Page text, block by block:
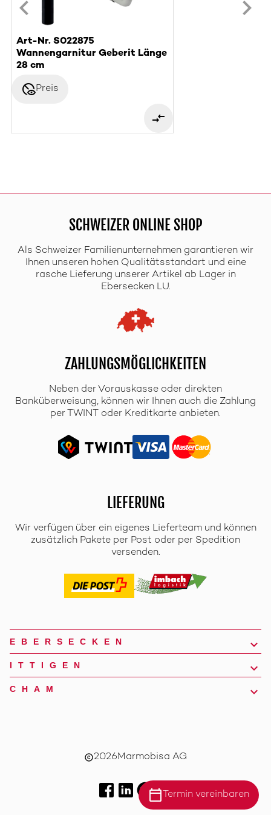
Art-Nr. S022875
Wannengarnitur Geberit Länge
28 cm
disabled_visiblePreis
SCHWEIZER ONLINE SHOP
Als Schweizer Familienunternehmen garantieren wir
Ihnen unseren hohen Qualitätsstandart und eine
rasche Lieferung unserer Artikel ab Lager in
Ebersecken LU.
ZAHLUNGSMÖGLICHKEITEN
Neben der Vorauskasse oder direkten
Banküberweisung, können wir Ihnen auch die Zahlung
per TWINT oder Kreditkarte anbieten.
LIEFERUNG
Wir verfügen über ein eigenes Lieferteam und können
zusätzlich Pakete per Post oder per Spedition
versenden.
calendar_today Termin vereinbaren
EBERSECKEN
ITTIGEN
CHAM
copyright2026Marmobisa AG